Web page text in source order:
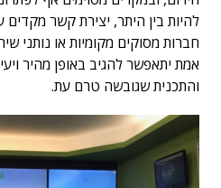
להיות בין היתר, יצירת קשר מקדים
חברות מסוקים מקומיות או נותני
אמת יתאפשר להגיב באופן מהיר
והתכנית שגובשה טרם עת.